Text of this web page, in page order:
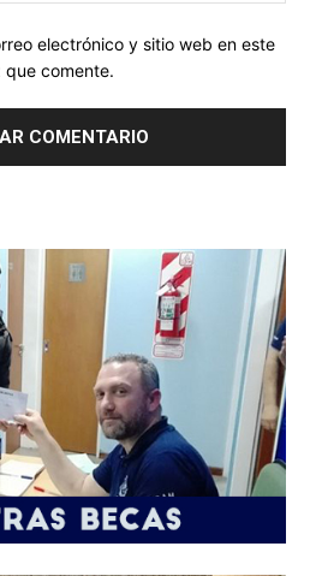
electrónico y sitio web en este
comente.